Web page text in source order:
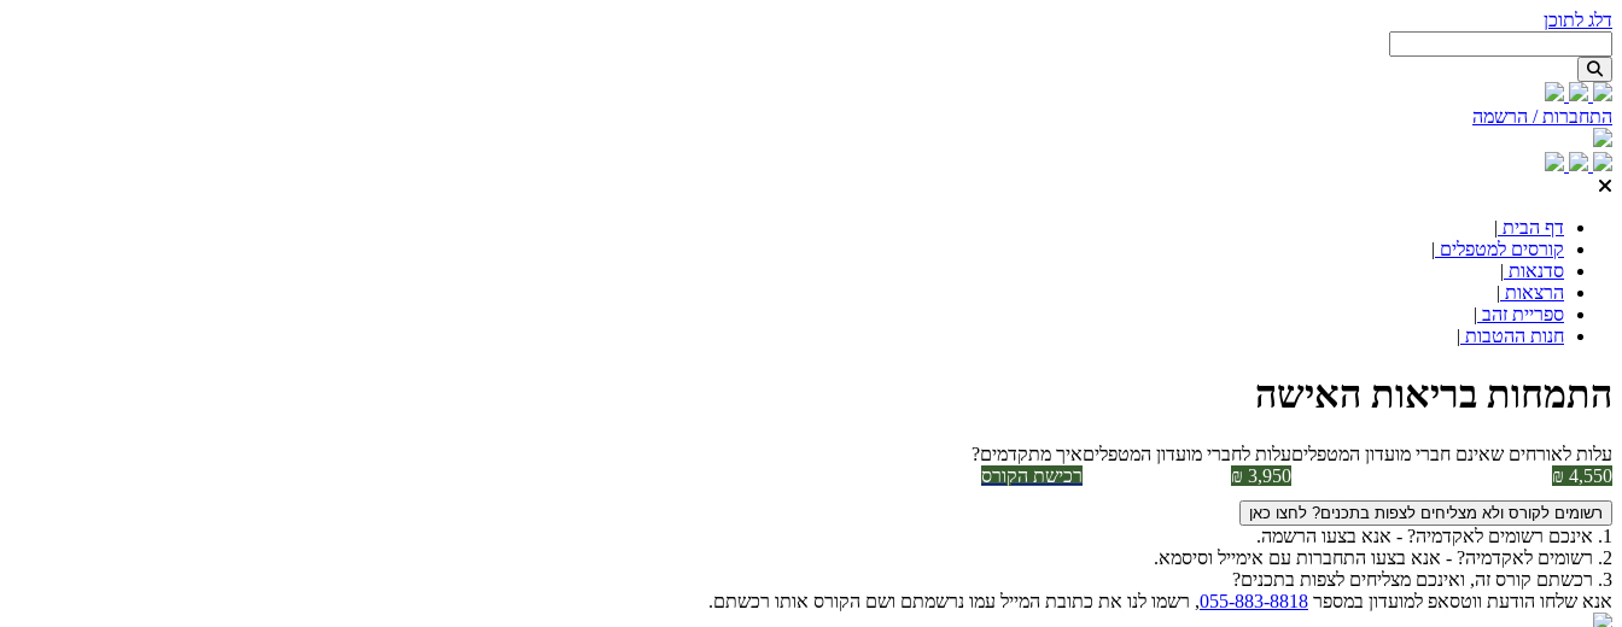
דלג לתוכן
התחברות / הרשמה
דף הבית |
קורסים למטפלים |
סדנאות |
הרצאות |
ספריית זהב |
חנות ההטבות |
התמחות בריאות האישה
עלות לאורחים שאינם חברי מועדון המטפלים
4,550 ₪
עלות לחברי מועדון המטפלים
3,950 ₪
איך מתקדמים?
רכישת הקורס
רשומים לקורס ולא מצליחים לצפות בתכנים? לחצו כאן
1. אינכם רשומים לאקדמיה? - אנא בצעו הרשמה.
2. רשומים לאקדמיה? - אנא בצעו התחברות עם אימייל וסיסמא.
3. רכשתם קורס זה, ואינכם מצליחים לצפות בתכנים?
אנא שלחו הודעת ווטסאפ למועדון במספר 055-883-8818, רשמו לנו את כתובת המייל עמו נרשמתם ושם הקורס אותו רכשתם.